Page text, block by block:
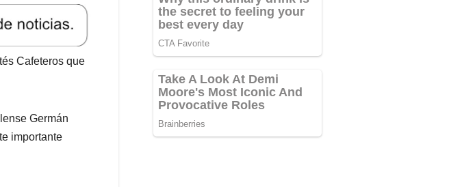
Cafeteros que
Germán
importante